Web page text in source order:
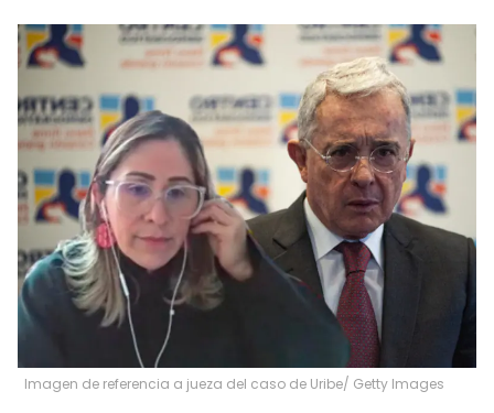
Imagen de referencia a jueza del caso de Uribe/ Getty Images